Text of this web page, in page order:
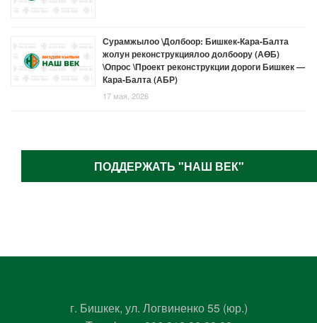
Сурамжылоо \Долбоор: Бишкек-Кара-Балта
жолун реконструкциялоо долбоору (АӨБ)
\Опрос \Проект реконструкции дороги Бишкек —
Кара-Балта (АБР)
17 мая, 2026
ПОДДЕРЖАТЬ "НАШ ВЕК"
г. Бишкек, ул. Логвиненко 55 (юр.)